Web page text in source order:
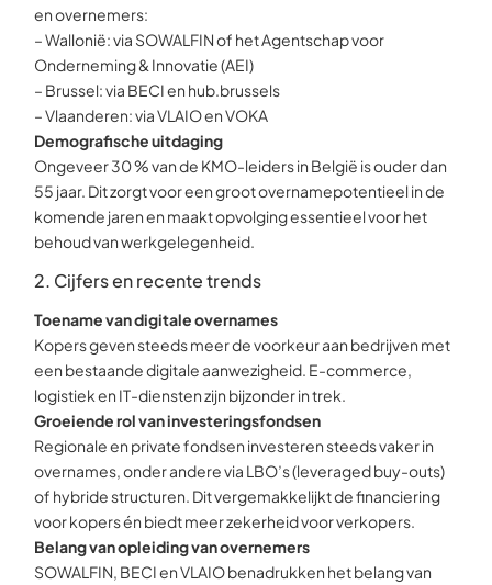
en overnemers:
–Wallonië: via SOWALFIN of het Agentschap voor
Onderneming & Innovatie (AEI)
– Brussel: via BECI en hub.brussels
–Vlaanderen: via VLAIO en VOKA
Demografische uitdaging
Ongeveer 30 % van de KMO-leiders in België is ouder dan
55 jaar. Dit zorgt voor een groot overnamepotentieel in de
komende jaren en maakt opvolging essentieel voor het
behoud van werkgelegenheid.
2. Cijfers en recente trends
Toename van digitale overnames
Kopers geven steeds meer de voorkeur aan bedrijven met
een bestaande digitale aanwezigheid. E-commerce,
logistiek en IT-diensten zijn bijzonder in trek.
Groeiende rol van investeringsfondsen
Regionale en private fondsen investeren steeds vaker in
overnames, onder andere via LBO’s (leveraged buy-outs)
of hybride structuren. Dit vergemakkelijkt de financiering
voor kopers én biedt meer zekerheid voor verkopers.
Belang van opleiding van overnemers
SOWALFIN, BECI en VLAIO benadrukken het belang van